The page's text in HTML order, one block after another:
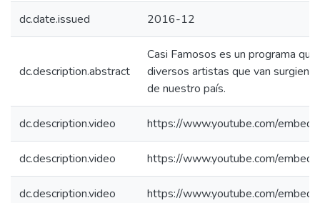
dc.date.issued 2016-12
dc.description.abstract
Casi Famosos es un programa
diversos artistas que van
de nuestro país.
dc.description.video https://www.youtube.com/
dc.description.video https://www.youtube.com/embed/
dc.description.video https://www.youtube.com/